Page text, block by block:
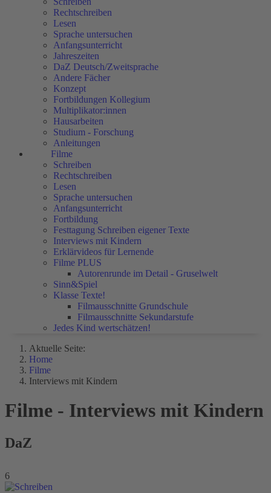
Rechtschreiben
Lesen
Sprache untersuchen
Anfangsunterricht
Jahreszeiten
DaZ Deutsch/Zweitsprache
Andere Fächer
Konzept
Fortbildungen Kollegium
Multiplikator:innen
Hausarbeiten
Studium - Forschung
Anleitungen
Filme
Schreiben
Rechtschreiben
Lesen
Sprache untersuchen
Anfangsunterricht
Fortbildung
Festtagung Schreiben eigener Texte
Interviews mit Kindern
Erklärvideos für Lernende
Filme PLUS
Autorenrunde im Detail - Gruselwelt
Sinn&Spiel
Klasse Texte!
Filmausschnitte Grundschule
Filmausschnitte Sekundarstufe
Jedes Kind wertschätzen!
Aktuelle Seite:
Home
Filme
Interviews mit Kindern
Filme - Interviews mit Kindern
DaZ
6